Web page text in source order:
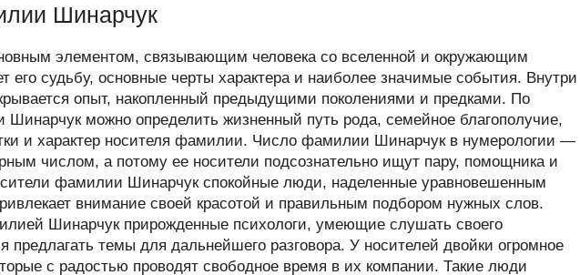
Шинарчук
элементом, связывающим человека со вселенной и окружающим
его судьбу, основные черты характера и наиболее значимые события. Внутри
опыт, накопленный предыдущими поколениями и предками. По
можно определить жизненный путь рода, семейное благополучие,
и характер носителя фамилии. Число фамилии Шинарчук в нумерологии —
числом, а потому ее носители подсознательно ищут пару, помощника и
фамилии Шинарчук спокойные люди, наделенные уравновешенным
внимание своей красотой и правильным подбором нужных слов.
Шинарчук прирожденные психологи, умеющие слушать своего
предлагать темы для дальнейшего разговора. У носителей двойки огромное
с радостью проводят свободное время в их компании. Такие люди